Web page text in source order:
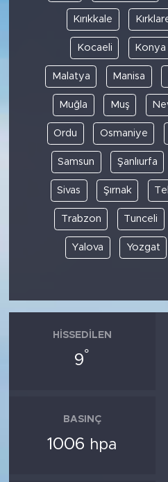
Kırıkkale
Kocaeli Konya
Malatya Manisa
Muğla Muş
Ordu Osmaniye
Samsun Şanlıurfa
Sivas Şırnak
Trabzon Tunceli
Yalova Yozgat
HISSEDILEN
9°
BASINÇ
1006 hpa